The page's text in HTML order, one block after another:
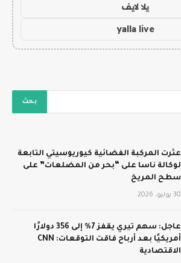
يلا لايف
yalla live
عثرت المركبة الفضائية كيوريوسيتي التابعة
لوكالة ناسا على “بحر من المضلعات” على
سطح المريخ
30 يوليو، 2026
عاجل: سهم تيري يقفز 7% إلى 356 دولارًا
أمريكيًا بعد أرباح فاقت التوقعات: CNN
الاقتصادية